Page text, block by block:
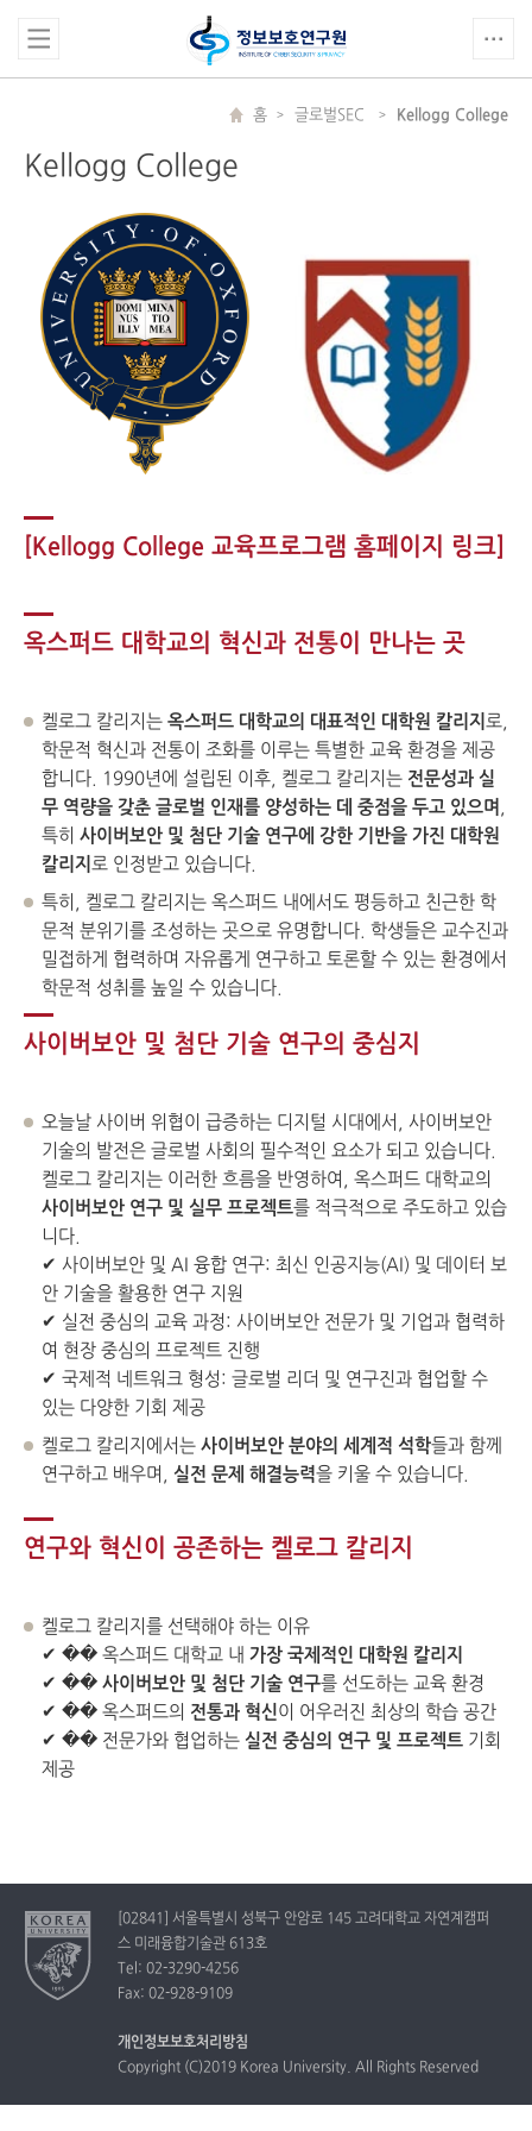
홈 글로벌SEC Kellogg College
Kellogg College
Kellogg College 교육프로그램 홈페이지 링크]
옥스퍼드 대학교의 혁신과 전통이 만나는 곳
켈로그 칼리지는 옥스퍼드 대학교의 대표적인 대학원 칼리지 로,
학문적 혁신과 전통이 조화를 이루는 특별한 교육 환경을 제공
합니다. 1990년에 설립된 이후, 켈로그 칼리지는 전문성과 실
무 역량을 갖춘 글로벌 인재를 양성하는 데 중점을 두고 있으며 ,
특히 사이버보안 및 첨단 기술 연구에 강한 기반을 가진 대학원
칼리지 로 인정받고 있습니다.
특히, 켈로그 칼리지는 옥스퍼드 내에서도 평등하고 친근한 학
문적 분위기를 조성하는 곳으로 유명합니다. 학생들은 교수진과
밀접하게 협력하며 자유롭게 연구하고 토론할 수 있는 환경에서
학문적 성취를 높일 수 있습니다.
사이버보안 및 첨단 기술 연구의 중심지
오늘날 사이버 위협이 급증하는 디지털 시대에서, 사이버보안
기술의 발전은 글로벌 사회의 필수적인 요소가 되고 있습니다.
켈로그 칼리지는 이러한 흐름을 반영하여, 옥스퍼드 대학교의
사이버보안 연구 및 실무 프로젝트를 적극적으로 주도하고 있습
니다.
✔ 사이버보안 및 AI 융합 연구: 최신 인공지능(AI) 및 데이터 보
안 기술을 활용한 연구 지원
✔ 실전 중심의 교육 과정: 사이버보안 전문가 및 기업과 협력하
여 현장 중심의 프로젝트 진행
✔ 국제적 네트워크 형성: 글로벌 리더 및 연구진과 협업할 수
있는 다양한 기회 제공
켈로그 칼리지에서는 사이버보안 분야의 세계적 석학들과 함께
연구하고 배우며, 실전 문제 해결능력을 키울 수 있습니다.
연구와 혁신이 공존하는 켈로그 칼리지
켈로그 칼리지를 선택해야 하는 이유
✔ �� 옥스퍼드 대학교 내 가장 국제적인 대학원 칼리지
✔ �� 사이버보안 및 첨단 기술 연구를 선도하는 교육 환경
✔ ��️ 옥스퍼드의 전통과 혁신이 어우러진 최상의 학습 공간
✔ �� 전문가와 협업하는 실전 중심의 연구 및 프로젝트 기회
제공
[02841] 서울특별시 성북구 안암로 145 고려대학교 자연계캠퍼
스 미래융합기술관 613호
Tel: 02-3290-4256
Fax: 02-928-9109
개인정보보호처리방침
Copyright (C)2019 Korea University. All Rights Reserved